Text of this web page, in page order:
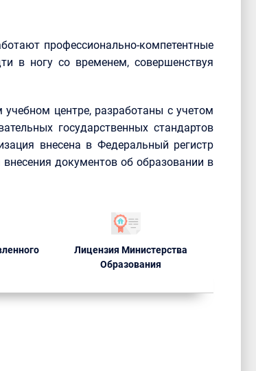
профессионально-компетентные
в ногу со временем, совершенствуя
центре, разработаны с учетом
государственных стандартов
внесена в Федеральный регистр
документов об образовании в
Лицензия Министерства
Образования